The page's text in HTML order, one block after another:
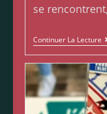
se
Continuer La Lecture